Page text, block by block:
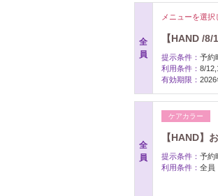
全
員
メニューを選
【HAND /
提示条件： 予約
利用条件： 8/
有効期限：
全
員
ケアカラー
【HAND】
提示条件： 予約
利用条件： 全員